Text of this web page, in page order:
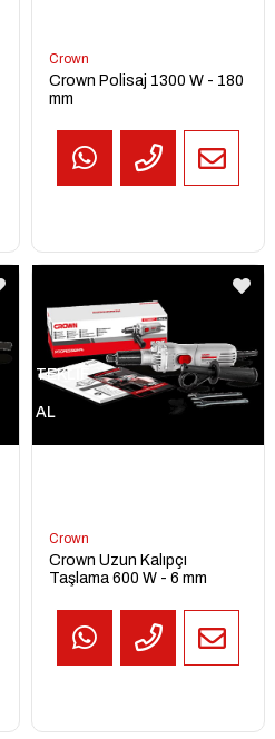
Crown
Crown Polisaj 1300 W - 180
mm
TEKLİF
AL
Crown
Crown Uzun Kalıpçı
Taşlama 600 W - 6 mm